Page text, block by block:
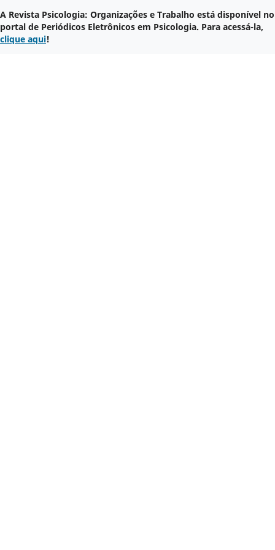
A Revista Psicologia: Organizações e Trabalho está disponível no
portal de Periódicos Eletrônicos em Psicologia. Para acessá-la,
clique aqui!